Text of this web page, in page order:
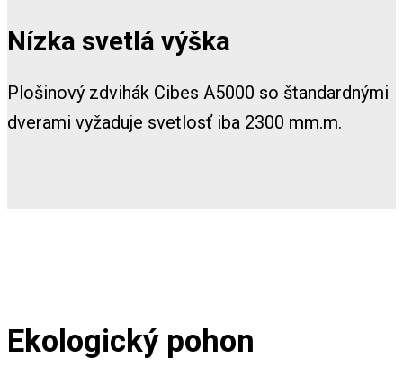
Nízka svetlá výška
Plošinový zdvihák Cibes A5000 so štandardnými
dverami vyžaduje svetlosť iba 2300 mm.m.
Ekologický pohon